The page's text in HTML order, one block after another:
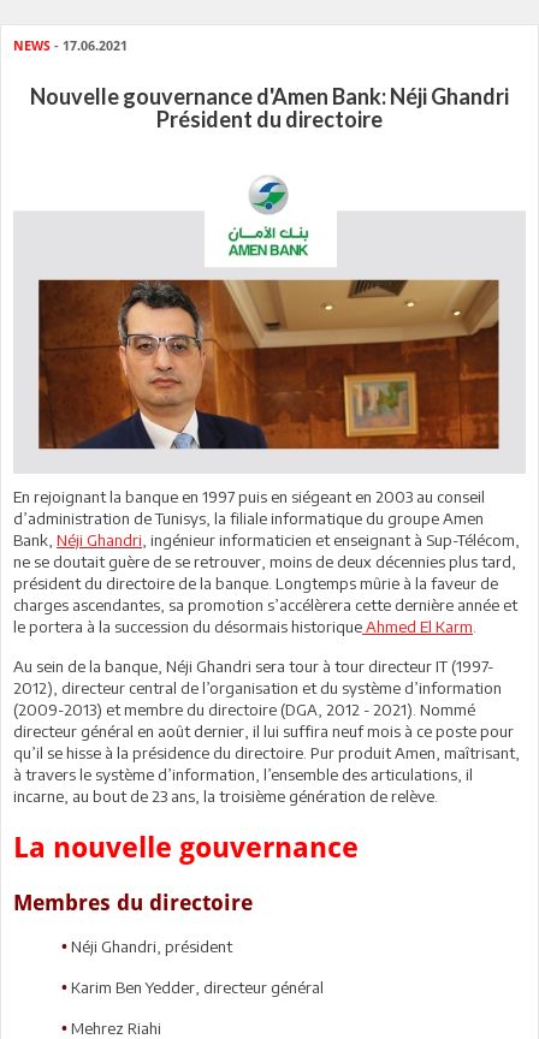
NEWS - 17.06.2021
Nouvelle gouvernance d'Amen Bank: Néji Ghandri
Président du directoire
En rejoignant la banque en 1997 puis en siégeant en 2003 au conseil
d’administration de Tunisys, la filiale informatique du groupe Amen
Bank, Néji Ghandri , ingénieur informaticien et enseignant à Sup-Télécom,
ne se doutait guère de se retrouver, moins de deux décennies plus tard,
président du directoire de la banque. Longtemps mûrie à la faveur de
charges ascendantes, sa promotion s’accélèrera cette dernière année et
le portera à la succession du désormais historiqueAhmed El Karm
Au sein de la banque, Néji Ghandri sera tour à tour directeur IT (1997-
2012), directeur central de l’organisation et du système d’information
(2009-2013) et membre du directoire (DGA, 2012 - 2021). Nommé
directeur général en août dernier, il lui suffira neuf mois à ce poste pour
qu’il se hisse à la présidence du directoire. Pur produit Amen, maîtrisant,
à travers le système d’information, l’ensemble des articulations, il
incarne, au bout de 23 ans, la troisième génération de relève.
La nouvelle gouvernance
Membres du directoire
• Néji Ghandri, président
• Karim Ben Yedder, directeur général
• Mehrez Riahi